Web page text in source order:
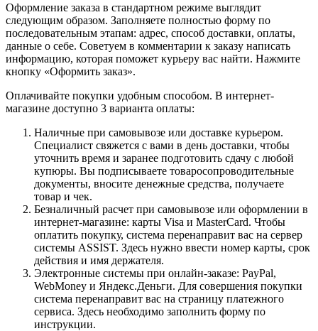
Оформление заказа в стандартном режиме выглядит
следующим образом. Заполняете полностью форму по
последовательным этапам: адрес, способ доставки, оплаты,
данные о себе. Советуем в комментарии к заказу написать
информацию, которая поможет курьеру вас найти. Нажмите
кнопку «Оформить заказ».
Оплачивайте покупки удобным способом. В интернет-
магазине доступно 3 варианта оплаты:
Наличные при самовывозе или доставке курьером.
Специалист свяжется с вами в день доставки, чтобы
уточнить время и заранее подготовить сдачу с любой
купюры. Вы подписываете товаросопроводительные
документы, вносите денежные средства, получаете
товар и чек.
Безналичный расчет при самовывозе или оформлении в
интернет-магазине: карты Visa и MasterCard. Чтобы
оплатить покупку, система перенаправит вас на сервер
системы ASSIST. Здесь нужно ввести номер карты, срок
действия и имя держателя.
Электронные системы при онлайн-заказе: PayPal,
WebMoney и Яндекс.Деньги. Для совершения покупки
система перенаправит вас на страницу платежного
сервиса. Здесь необходимо заполнить форму по
инструкции.